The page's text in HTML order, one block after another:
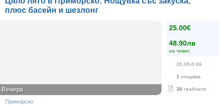
плюс басейн и шезлонг
25.00€
48.90лв
на човек
26.06-6.09
1 нощувка
36 грабнати
Венера
Приморско